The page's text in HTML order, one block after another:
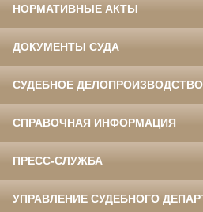
НОРМАТИВНЫЕ АКТЫ
ДОКУМЕНТЫ СУДА
СУДЕБНОЕ ДЕЛОПРОИЗВОДСТВО
СПРАВОЧНАЯ ИНФОРМАЦИЯ
ПРЕСС-СЛУЖБА
УПРАВЛЕНИЕ СУДЕБНОГО